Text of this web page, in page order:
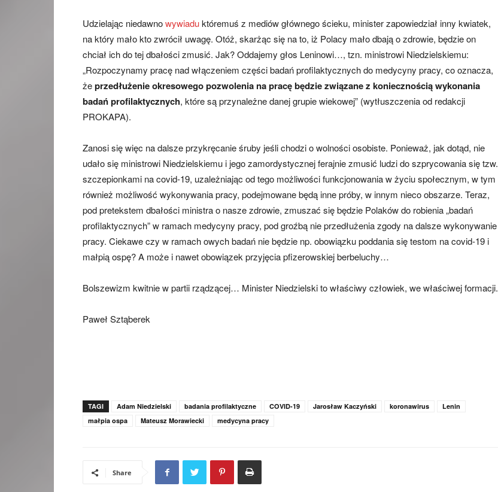
Udzielając niedawnowywiaduktóremuś z mediów głównego ścieku, minister zapowiedział inny kwiatek,
na który mało kto zwrócił uwagę. Otóż, skarżąc się na to, iż Polacy mało dbają o zdrowie, będzie on
chciał ich do tej dbałości zmusić. Jak? Oddajemy głos Leninowi…, tzn. ministrowi Niedzielskiemu:
„Rozpoczynamy pracę nad włączeniem części badań profilaktycznych do medycyny pracy, co oznacza,
żeprzedłużenie okresowego pozwolenia na pracę będzie związane z koniecznością wykonania
badań profilaktycznych, które są przynależne danej grupie wiekowej” (wytłuszczenia od redakcji
PROKAPA).
Zanosi się więc na dalsze przykręcanie śruby jeśli chodzi o wolności osobiste. Ponieważ, jak dotąd, nie
udało się ministrowi Niedzielskiemu i jego zamordystycznej ferajnie zmusić ludzi do szprycowania się tzw.
szczepionkami na covid-19, uzależniając od tego możliwości funkcjonowania w życiu społecznym, w tym
również możliwość wykonywania pracy, podejmowane będą inne próby, w innym nieco obszarze. Teraz,
pod pretekstem dbałości ministra o nasze zdrowie, zmuszać się będzie Polaków do robienia „badań
profilaktycznych” w ramach medycyny pracy, pod groźbą nie przedłużenia zgody na dalsze wykonywanie
pracy. Ciekawe czy w ramach owych badań nie będzie np. obowiązku poddania się testom na covid-19 i
małpią ospę? A może i nawet obowiązek przyjęcia pfizerowskiej berbeluchy…
Bolszewizm kwitnie w partii rządzącej… Minister Niedzielski to właściwy człowiek, we właściwej formacji.
Paweł Sztąberek
TAGI Adam Niedzielski badania profilaktyczne COVID-19 Jarosław Kaczyński koronawirus
Lenin
małpia ospa
Mateusz Morawiecki medycyna pracy
Share